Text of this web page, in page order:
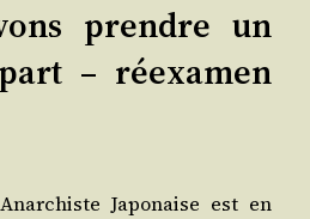
prendre un
– réexamen
Japo­naise est en